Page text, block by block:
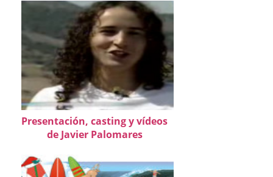
Presentación, casting y vídeos
de Javier Palomares